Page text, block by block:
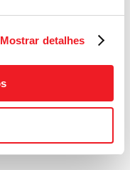
Mostrar detalhes
cookies
em
cookies
em